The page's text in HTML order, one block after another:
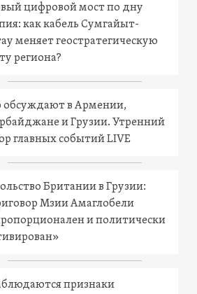
цифровой мост по дну
как кабель Сумгайыт-
меняет геостратегическую
региона?
обсуждают в Армении,
и Грузии. Утренний
главных событий LIVE
Британии в Грузии:
Мзии Амаглобели
и политически
признаки